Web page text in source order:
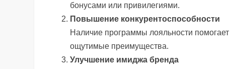
бонусами или привилегиями.
Повышение конкурентоспособности
Наличие программы лояльности
ощутимые преимущества.
Улучшение имиджа бренда